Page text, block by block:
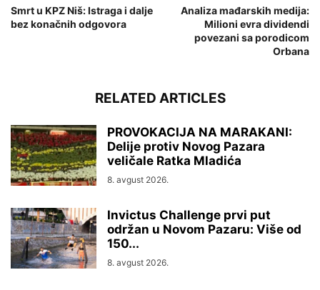
Smrt u KPZ Niš: Istraga i dalje
bez konačnih odgovora
Analiza mađarskih medija:
Milioni evra dividendi
povezani sa porodicom
Orbana
RELATED ARTICLES
PROVOKACIJA NA MARAKANI:
Delije protiv Novog Pazara
veličale Ratka Mladića
8. avgust 2026.
Invictus Challenge prvi put
održan u Novom Pazaru: Više od
150...
8. avgust 2026.